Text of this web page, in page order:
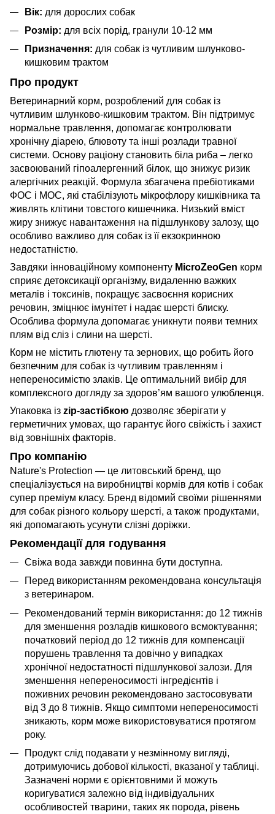
Вік: для дорослих собак
Розмір: для всіх порід, гранули 10-12 мм
Призначення: для собак із чутливим шлунково-
кишковим трактом
Про продукт
Ветеринарний корм, розроблений для собак із
чутливим шлунково-кишковим трактом. Він підтримує
нормальне травлення, допомагає контролювати
хронічну діарею, блювоту та інші розлади травної
системи. Основу раціону становить біла риба – легко
засвоюваний гіпоалергенний білок, що знижує ризик
алергічних реакцій. Формула збагачена пребіотиками
ФОС і МОС, які стабілізують мікрофлору кишківника та
живлять клітини товстого кишечника. Низький вміст
жиру знижує навантаження на підшлункову залозу, що
особливо важливо для собак із її екзокринною
недостатністю.
Завдяки інноваційному компоненту MicroZeoGen корм
сприяє детоксикації організму, видаленню важких
металів і токсинів, покращує засвоєння корисних
речовин, зміцнює імунітет і надає шерсті блиску.
Особлива формула допомагає уникнути появи темних
плям від сліз і слини на шерсті.
Корм не містить глютену та зернових, що робить його
безпечним для собак із чутливим травленням і
непереносимістю злаків. Це оптимальний вибір для
комплексного догляду за здоров’ям вашого улюбленця.
Упаковка із zip-застібкою дозволяє зберігати у
герметичних умовах, що гарантує його свіжість і захист
від зовнішніх факторів.
Про компанію
Nature's Protection — це литовський бренд, що
спеціалізується на виробництві кормів для котів і собак
супер преміум класу. Бренд відомий своїми рішеннями
для собак різного кольору шерсті, а також продуктами,
які допомагають усунути слізні доріжки.
Рекомендації для годування
Свіжа вода завжди повинна бути доступна.
Перед використанням рекомендована консультація
з ветеринаром.
Рекомендований термін використання: до 12 тижнів
для зменшення розладів кишкового всмоктування;
початковий період до 12 тижнів для компенсації
порушень травлення та довічно у випадках
хронічної недостатності підшлункової залози. Для
зменшення непереносимості інгредієнтів і
поживних речовин рекомендовано застосовувати
від 3 до 8 тижнів. Якщо симптоми непереносимості
зникають, корм може використовуватися протягом
року.
Продукт слід подавати у незмінному вигляді,
дотримуючись добової кількості, вказаної у таблиці.
Зазначені норми є орієнтовними й можуть
коригуватися залежно від індивідуальних
особливостей тварини, таких як порода, рівень